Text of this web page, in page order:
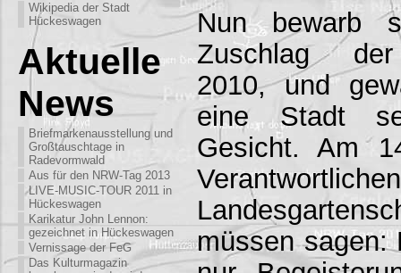
Wikipedia der Stadt
Hückeswagen
Aktuelle
News
Briefmarkenausstellung und
Großtauschtage in
Radevormwald
Aus für den NRW-Tag 2013
LIVE-MUSIC-TOUR 2011 in
Hückeswagen
Karikatur John Lennon:
gezeichnet in Hückeswagen
Vernissage der FeG
Das Kulturmagazin
Nun bewarb
Zuschlag der
2010, und
eine Stadt
Gesicht. Am
müssen sagen: